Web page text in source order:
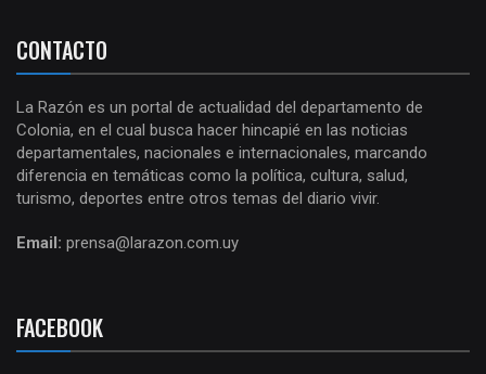
CONTACTO
La Razón es un portal de actualidad del departamento de
Colonia, en el cual busca hacer hincapié en las noticias
departamentales, nacionales e internacionales, marcando
diferencia en temáticas como la política, cultura, salud,
turismo, deportes entre otros temas del diario vivir.
Email: prensa@larazon.com.uy
FACEBOOK